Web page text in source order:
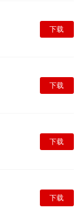
下载
下载
下载
下载